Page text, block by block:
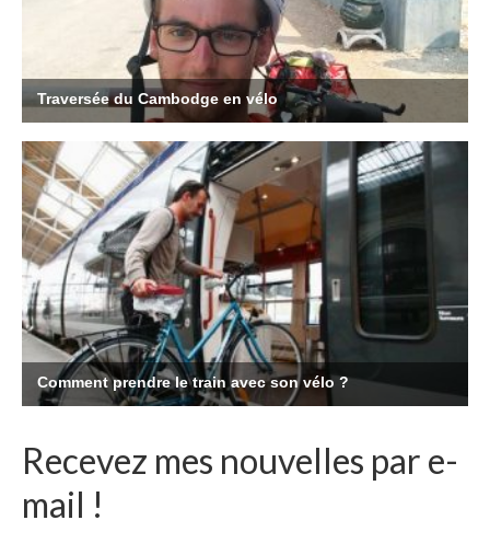
Recevez mes nouvelles par e-
mail !